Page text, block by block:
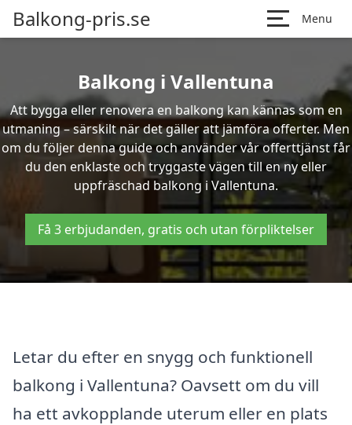
Balkong-pris.se Menu
Balkong i Vallentuna
Att bygga eller renovera en balkong kan kännas som en
utmaning – särskilt när det gäller att jämföra offerter. Men
om du följer denna guide och använder vår offerttjänst får
du den enklaste och tryggaste vägen till en ny eller
uppfräschad balkong i Vallentuna.
Få 3 erbjudanden, gratis och utan förpliktelser
Letar du efter en snygg och funktionell
balkong i Vallentuna? Oavsett om du vill
ha ett avkopplande uterum eller en plats